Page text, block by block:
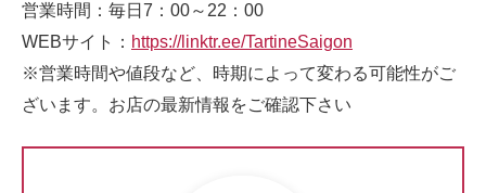
営業時間：毎日7：00～22：00
WEBサイト： https://linktr.ee/TartineSaigon
※営業時間や値段など、時期によって変わる可能性がご
ざいます。お店の最新情報をご確認下さい